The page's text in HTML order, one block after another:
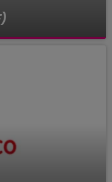
Intégrateur Floor